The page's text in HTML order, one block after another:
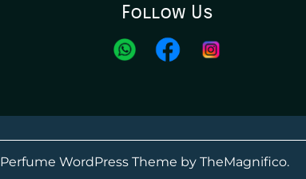
Follow Us
Perfume WordPress Theme by TheMagnifico.